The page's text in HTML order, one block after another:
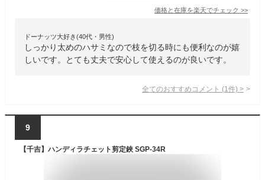
価格と在庫を楽天でチェック >>
ドーナッツ大好き(40代・男性)
しっかり太めのハサミなので枝を切る時にも便利なのが嬉
しいです。とても丈夫で安心して使えるのが良いです。
全てのおすすめコメント (1 件) >
9
【千吉】ハンディラチェット剪定鋏 SGP-34R